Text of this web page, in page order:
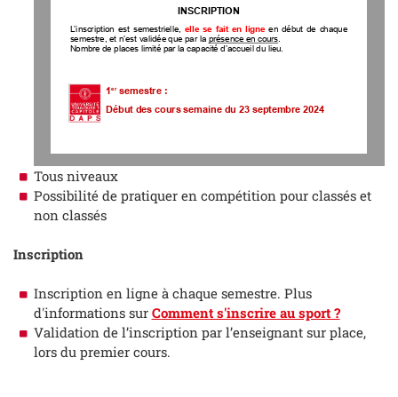
INSCRIPTION
L’inscription est semestrielle, elle se fait en ligne en début de chaque
semestre, et n’est validée que par la présence en cours
Nombre de places limité par la capacité d’accueil du lieu.
1er semestre :
Début des cours semaine du 23 septembre 2024
Tous niveaux
Possibilité de pratiquer en compétition pour classés et
non classés
Inscription
Inscription en ligne à chaque semestre. Plus
d'informations sur Comment s'inscrire au sport ?
Validation de l’inscription par l’enseignant sur place,
lors du premier cours.